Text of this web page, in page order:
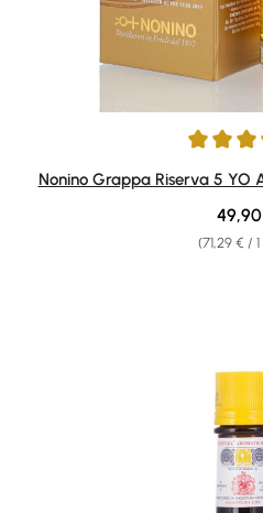
Durchschnittliche Bewertung
Nonino Grappa Riserva 5 YO
(71,29 € /